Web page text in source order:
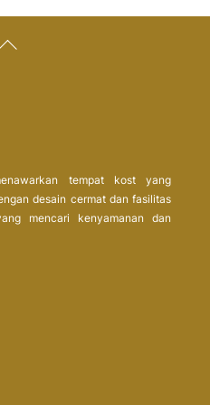
Back
tempat kost yang
desain cermat dan fasilitas
mencari kenyamanan dan